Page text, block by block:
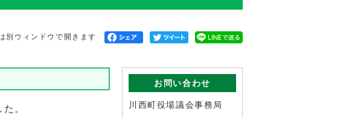
別ウィンドウで開きます
。
お問い合わせ
川西町役場議会事務局